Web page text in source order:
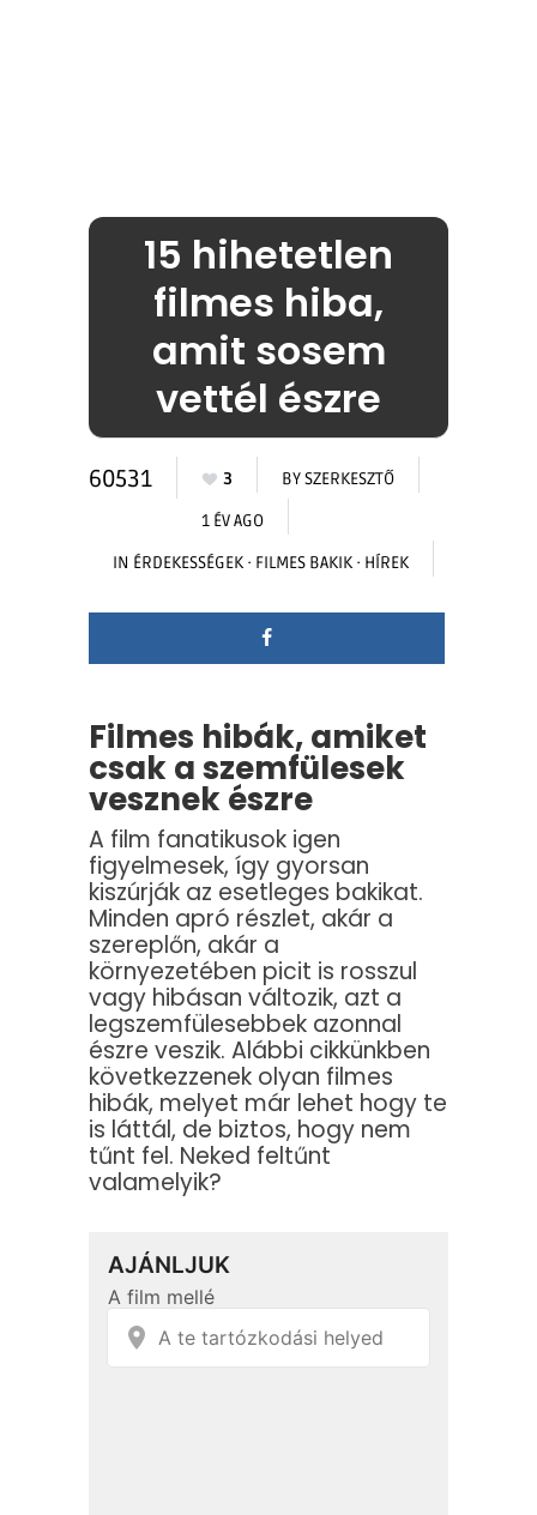
15 hihetetlen
filmes hiba,
amit sosem
vettél észre
60531 3 BYSZERKESZTŐ
1 ÉV AGO
IN ÉRDEKESSÉGEK · FILMES BAKIK · HÍREK
Filmes hibák, amiket
csak a szemfülesek
vesznek észre
A film fanatikusok igen
figyelmesek, így gyorsan
kiszúrják az esetleges bakikat.
Minden apró részlet, akár a
szereplőn, akár a
környezetében picit is rosszul
vagy hibásan változik, azt a
legszemfülesebbek azonnal
észre veszik. Alábbi cikkünkben
következzenek olyan filmes
hibák, melyet már lehet hogy te
is láttál, de biztos, hogy nem
tűnt fel. Neked feltűnt
valamelyik?